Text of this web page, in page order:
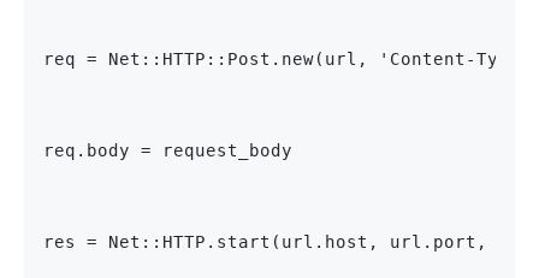
req = Net::HTTP::Post.new(url, 'Content-
req.body = request_body
res = Net::HTTP.start(url.host, url.port,